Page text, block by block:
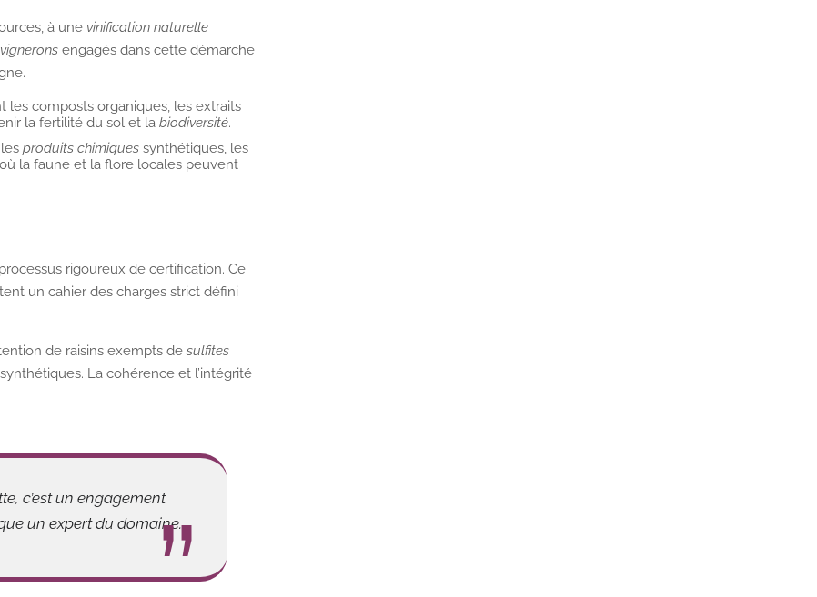
à une vinification naturelle
vignerons engagés dans cette démarche
les composts organiques, les extraits
la fertilité du sol et la biodiversité.
produits chimiques synthétiques, les
la faune et la flore locales peuvent
rigoureux de certification. Ce
un cahier des charges strict défini
de raisins exempts de sulfites
La cohérence et l’intégrité
c’est un engagement
un expert du domaine.